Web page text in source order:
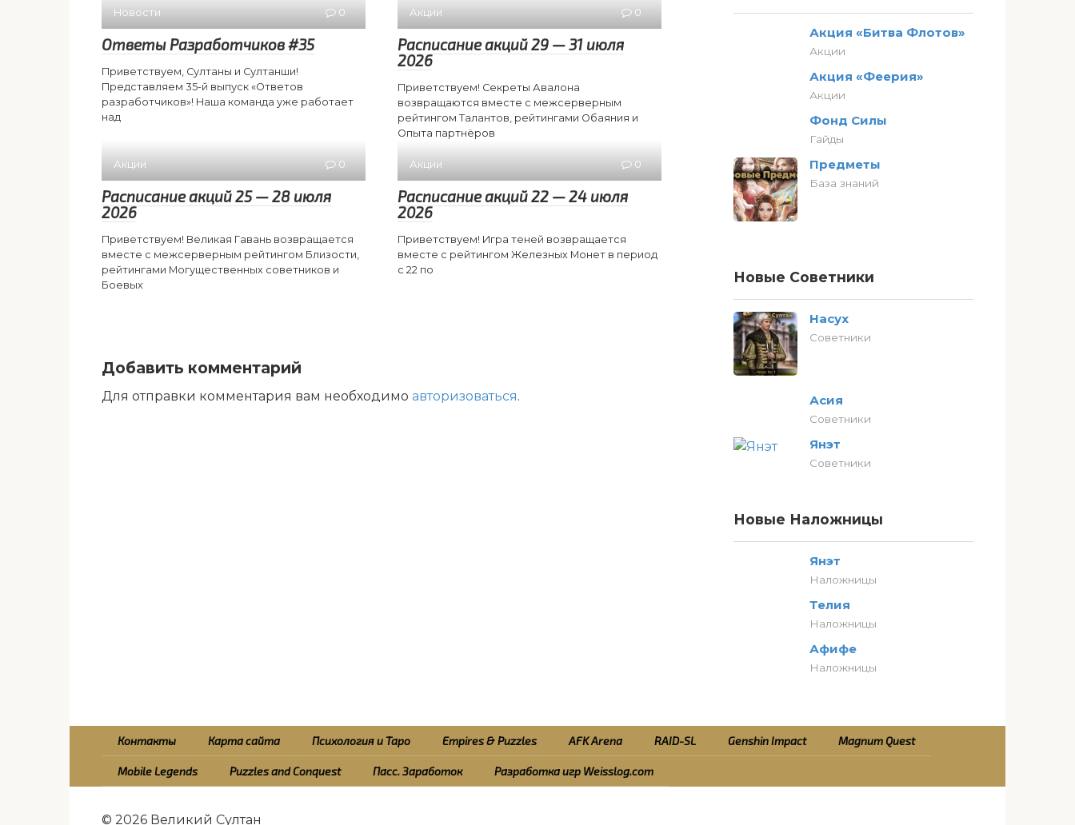
Новости 0
Ответы Разработчиков #35
Приветствуем, Султаны и Султанши!
Представляем 35-й выпуск «Ответов
разработчиков»! Наша команда уже работает
над
Акции 0
Расписание акций 29 — 31 июля
2026
Приветствуем! Секреты Авалона
возвращаются вместе с межсерверным
рейтингом Талантов, рейтингами Обаяния и
Опыта партнёров
Акции 0
Расписание акций 25 — 28 июля
2026
Приветствуем! Великая Гавань возвращается
вместе с межсерверным рейтингом Близости,
рейтингами Могущественных советников и
Боевых
Акции 0
Расписание акций 22 — 24 июля
2026
Приветствуем! Игра теней возвращается
вместе с рейтингом Железных Монет в период
с 22 по
Добавить комментарий
Для отправки комментария вам необходимо авторизоваться.
Акция «Битва Флотов»
Акции
Акция «Феерия»
Акции
Фонд Силы
Гайды
Предметы
База знаний
Новые Советники
Насух
Советники
Асия
Советники
Янэт
Советники
Новые Наложницы
Янэт
Наложницы
Телия
Наложницы
Афифе
Наложницы
Контакты Карта сайта Психология и Таро Empires & Puzzles AFK Arena RAID-SL Genshin Impact Magnum Quest
Mobile Legends Puzzles and Conquest Пасс. Заработок Разработка игр Weisslog.com
© 2026 Великий Султан